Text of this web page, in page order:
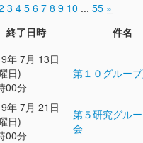
3 4 5 6 7 8 9 10 ... 55 »
終了日時 件名
年 7月 13日
日)
00分
第１０グルー
年 7月 21日
日)
00分
第５研究グル
会